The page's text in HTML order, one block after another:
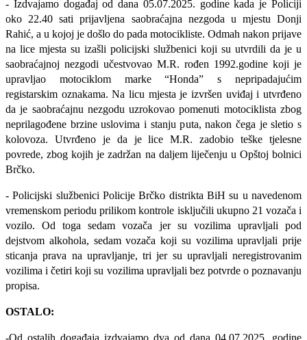
- Izdvajamo događaj od dana 05.07.2025. godine kada je Policiji
oko 22.40 sati prijavljena saobraćajna nezgoda u mjestu Donji
Rahić, a u kojoj je došlo do pada motocikliste. Odmah nakon prijave
na lice mjesta su izašli policijski službenici koji su utvrdili da je u
saobraćajnoj nezgodi učestvovao M.R. rođen 1992.godine koji je
upravljao motociklom marke “Honda” s nepripadajućim
registarskim oznakama. Na licu mjesta je izvršen uviđaj i utvrđeno
da je saobraćajnu nezgodu uzrokovao pomenuti motociklista zbog
neprilagođene brzine uslovima i stanju puta, nakon čega je sletio s
kolovoza. Utvrđeno je da je lice M.R. zadobio teške tjelesne
povrede, zbog kojih je zadržan na daljem liječenju u Opštoj bolnici
Brčko.
-Policijski službenici Policije Brčko distrikta BiH su u navedenom
vremenskom periodu prilikom kontrole isključili ukupno 21 vozača i
vozilo. Od toga sedam vozača jer su vozilima upravljali pod
dejstvom alkohola, sedam vozača koji su vozilima upravljali prije
sticanja prava na upravljanje, tri jer su upravljali neregistrovanim
vozilima i četiri koji su vozilima upravljali bez potvrde o poznavanju
propisa.
OSTALO:
-Od ostalih događaja izdvajamo dva od dana 04.07.2025. godine